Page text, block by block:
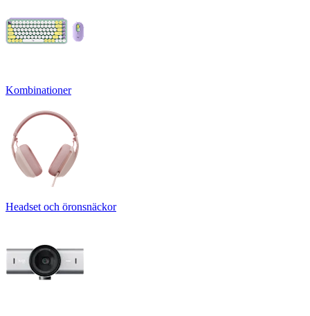
Kombinationer
Headset och öronsnäckor